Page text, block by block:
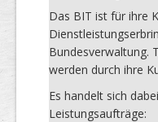
Das BIT ist für ihre
Bundesverwaltung.
werden durch ihre
Es handelt sich
Leistungsaufträge: